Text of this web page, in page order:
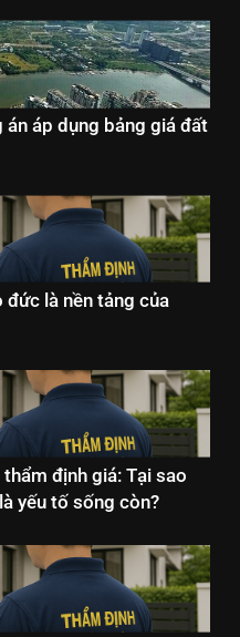
án áp dụng bảng giá đất
đức là nền tảng của
định giá: Tại sao
yếu tố sống còn?